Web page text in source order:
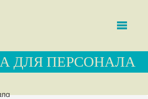
ДЛЯ ПЕРСОНАЛА